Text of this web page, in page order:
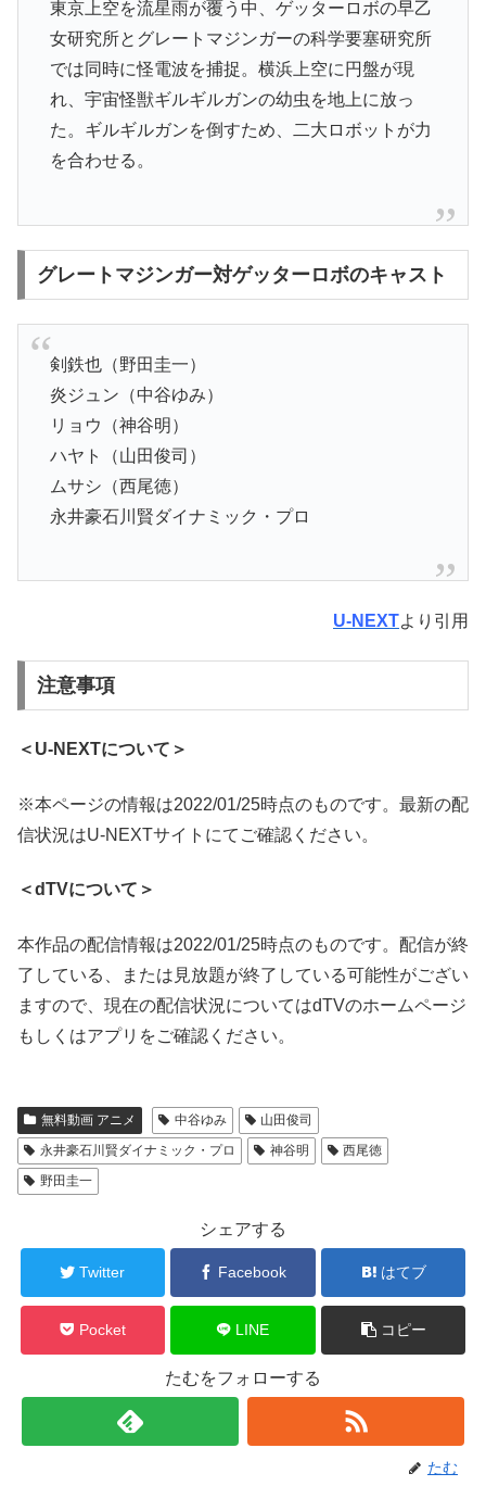
東京上空を流星雨が覆う中、ゲッターロボの早乙
女研究所とグレートマジンガーの科学要塞研究所
では同時に怪電波を捕捉。横浜上空に円盤が現
れ、宇宙怪獣ギルギルガンの幼虫を地上に放っ
た。ギルギルガンを倒すため、二大ロボットが力
を合わせる。
グレートマジンガー対ゲッターロボのキャスト
剣鉄也（野田圭一）
炎ジュン（中谷ゆみ）
リョウ（神谷明）
ハヤト（山田俊司）
ムサシ（西尾徳）
永井豪石川賢ダイナミック・プロ
U-NEXTより引用
注意事項
＜U-NEXTについて＞
※本ページの情報は2022/01/25時点のものです。最新の配
信状況はU-NEXTサイトにてご確認ください。
＜dTVについて＞
本作品の配信情報は2022/01/25時点のものです。配信が終
了している、または見放題が終了している可能性がござい
ますので、現在の配信状況についてはdTVのホームページ
もしくはアプリをご確認ください。
無料動画 アニメ 中谷ゆみ
山田俊司
永井豪石川賢ダイナミック・プロ
神谷明
西尾徳
野田圭一
シェアする
Twitter Facebook はてブ
Pocket LINE コピー
たむをフォローする
たむ